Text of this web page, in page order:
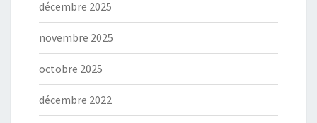
décembre 2025
novembre 2025
octobre 2025
décembre 2022